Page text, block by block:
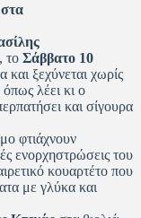
, το Σάββατο 10
και ξεχύνεται χωρίς
λέει κι ο
και σίγουρα
φτιάχνουν
ενορχηστρώσεις του
κουαρτέτο που
με γλύκα και